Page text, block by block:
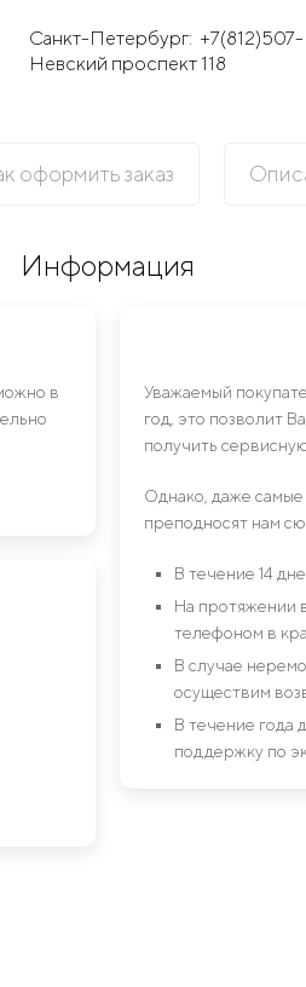
Санкт-Петербург:
Невский проспект 118
оформить заказ
Информация
в
Уважаемый
год, это позволит
получить
Однако, даже самые
преподносят нам
В течение 14
На протяжении
телефоном в
В случае
осуществим
В течение года
поддержку по